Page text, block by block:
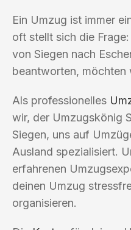
Ein Umzug ist immer
oft stellt sich die
von Siegen nach
beantworten, möchten
Als professionelles
wir, der Umzugskönig
Siegen, uns auf
Ausland spezialisiert.
erfahrenen
deinen Umzug
organisieren.